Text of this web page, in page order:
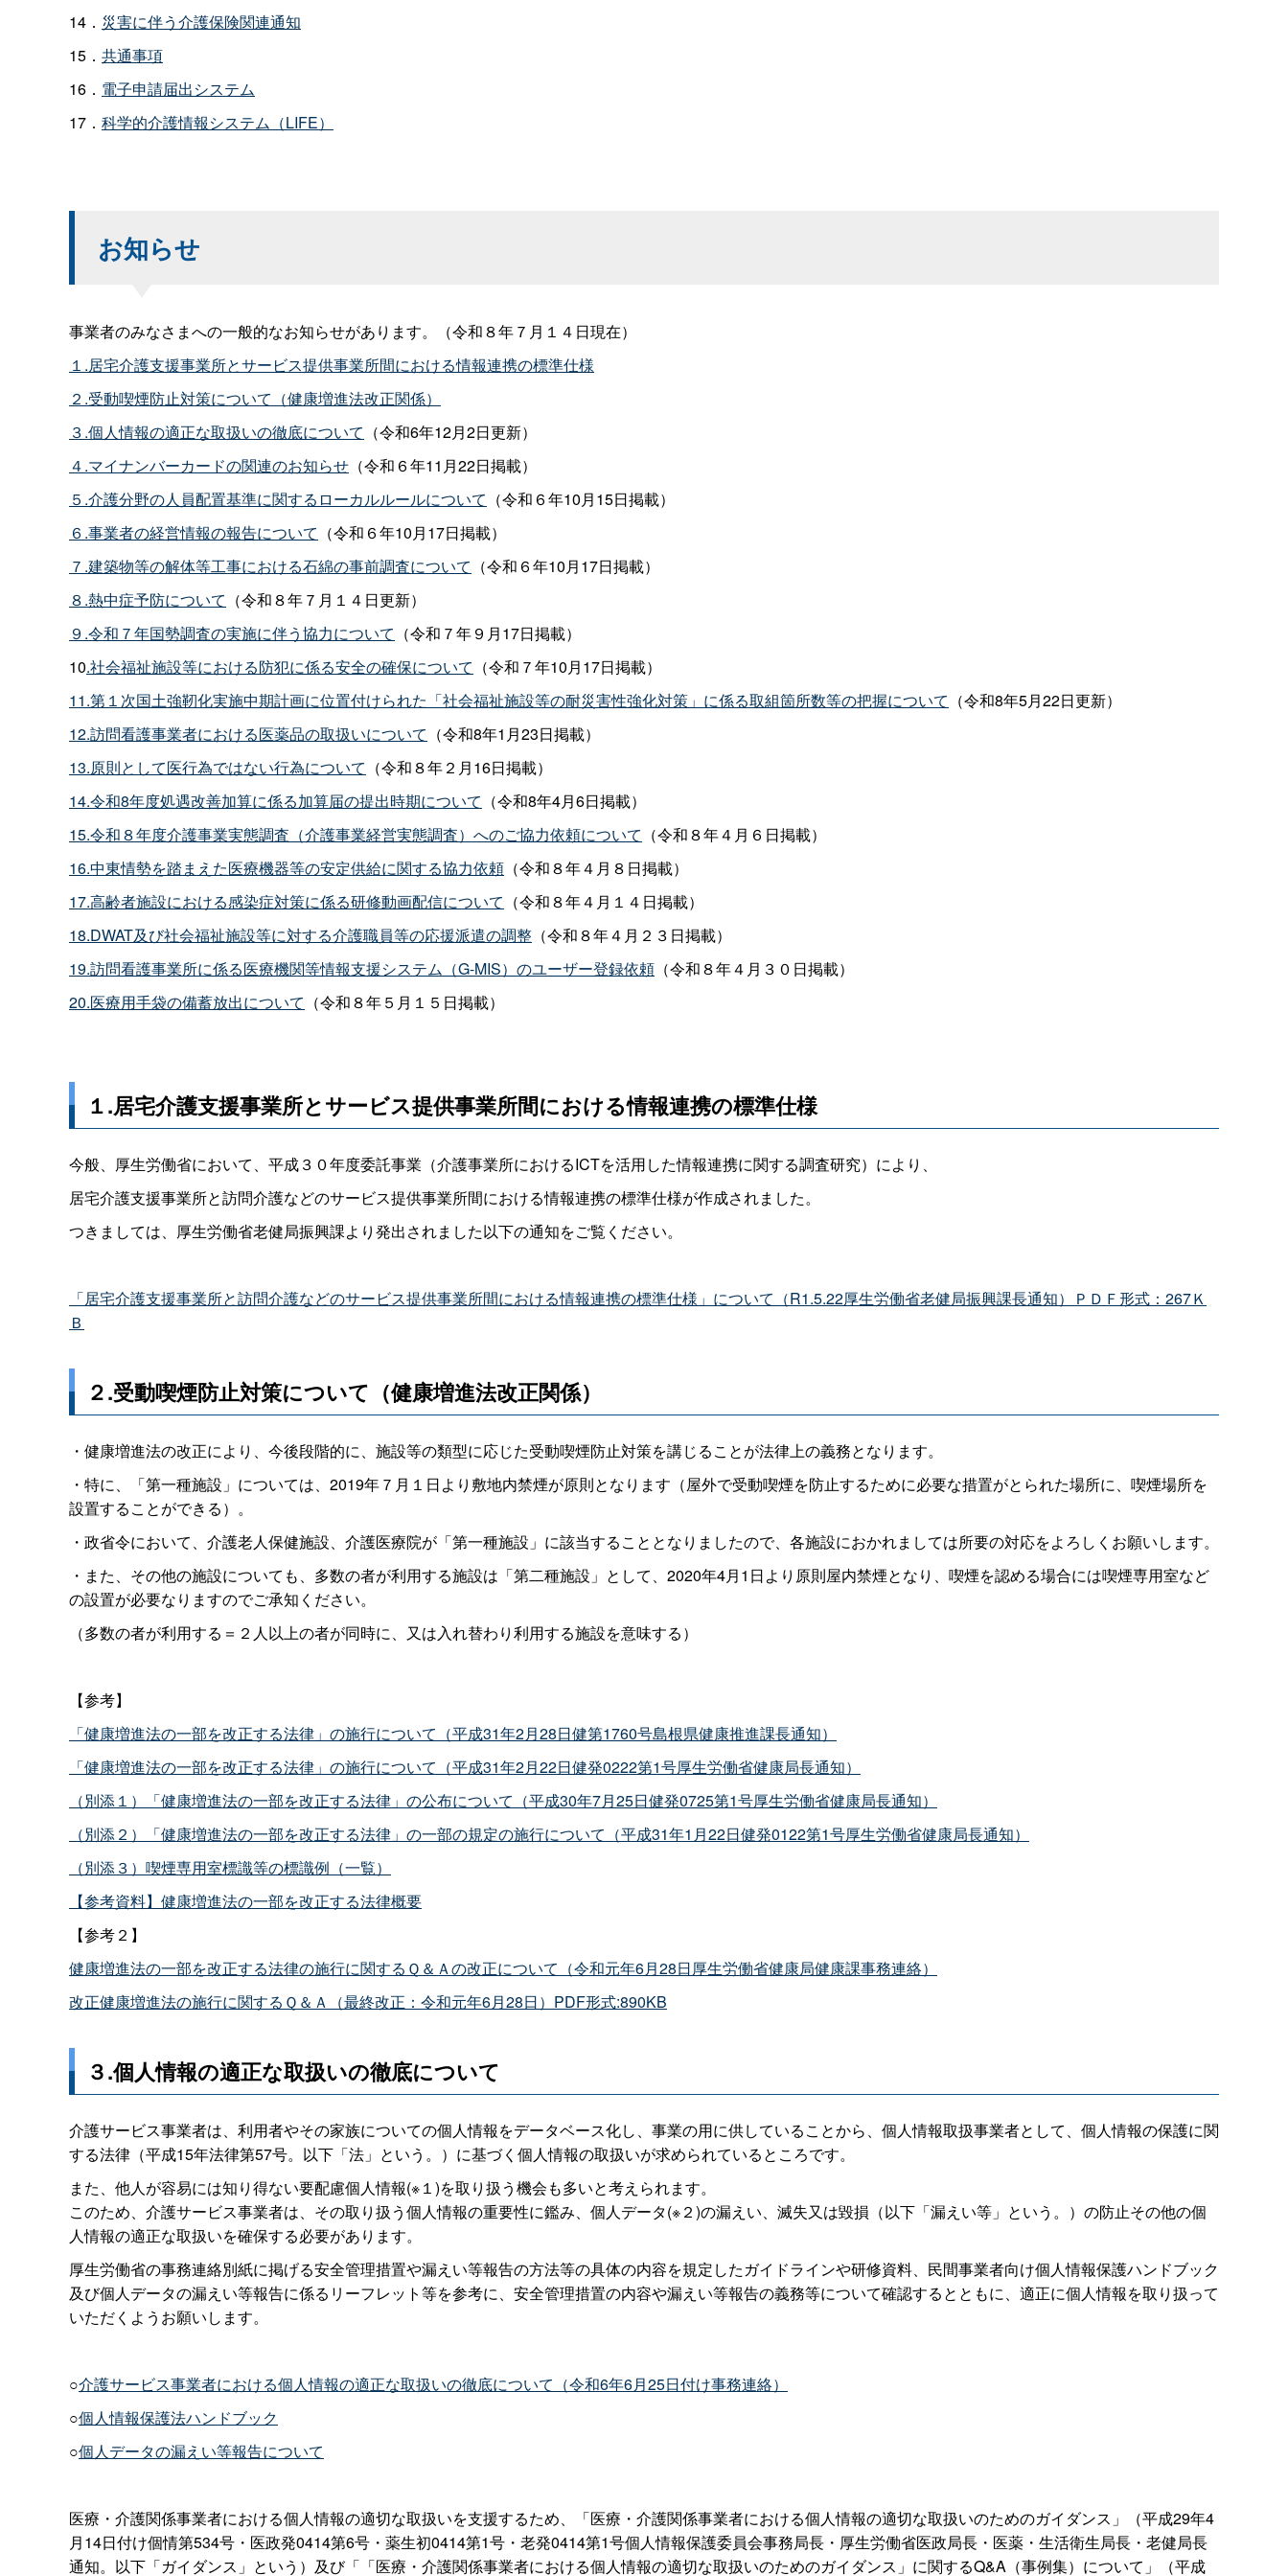
14． 災害に伴う介護保険関連通知
15． 共通事項
16． 電子申請届出システム
17． 科学的介護情報システム（LIFE）
お知らせ
事業者のみなさまへの一般的なお知らせがあります。（令和８年７月１４日現在）
１.居宅介護支援事業所とサービス提供事業所間における情報連携の標準仕様
２.受動喫煙防止対策について（健康増進法改正関係）
３.個人情報の適正な取扱いの徹底について （令和6年12月2日更新）
４.マイナンバーカードの関連のお知らせ （令和６年11月22日掲載）
５.介護分野の人員配置基準に関するローカルルールについて （令和６年10月15日掲載）
６.事業者の経営情報の報告について （令和６年10月17日掲載）
７.建築物等の解体等工事における石綿の事前調査について （令和６年10月17日掲載）
８.熱中症予防について （令和８年７月１４日更新）
９.令和７年国勢調査の実施に伴う協力について （令和７年９月17日掲載）
10.社会福祉施設等における防犯に係る安全の確保について （令和７年10月17日掲載）
11.第１次国土強靭化実施中期計画に位置付けられた「社会福祉施設等の耐災害性強化対策」に係る取組箇所数等の把握について （令和8年5月22日更新）
12.訪問看護事業者における医薬品の取扱いについて （令和8年1月23日掲載）
13.原則として医行為ではない行為について （令和８年２月16日掲載）
14.令和8年度処遇改善加算に係る加算届の提出時期について （令和8年4月6日掲載）
15.令和８年度介護事業実態調査（介護事業経営実態調査）へのご協力依頼について （令和８年４月６日掲載）
16.中東情勢を踏まえた医療機器等の安定供給に関する協力依頼 （令和８年４月８日掲載）
17.高齢者施設における感染症対策に係る研修動画配信について （令和８年４月１４日掲載）
18.DWAT及び社会福祉施設等に対する介護職員等の応援派遣の調整 （令和８年４月２３日掲載）
19.訪問看護事業所に係る医療機関等情報支援システム（G-MIS）のユーザー登録依頼 （令和８年４月３０日掲載）
20.医療用手袋の備蓄放出について （令和８年５月１５日掲載）
１.居宅介護支援事業所とサービス提供事業所間における情報連携の標準仕様
今般、厚生労働省において、平成３０年度委託事業（介護事業所におけるICTを活用した情報連携に関する調査研究）により、
居宅介護支援事業所と訪問介護などのサービス提供事業所間における情報連携の標準仕様が作成されました。
つきましては、厚生労働省老健局振興課より発出されました以下の通知をご覧ください。
「居宅介護支援事業所と訪問介護などのサービス提供事業所間における情報連携の標準仕様」について（R1.5.22厚生労働省老健局振興課長通知）ＰＤＦ形式：267Ｋ
Ｂ
２.受動喫煙防止対策について（健康増進法改正関係）
・健康増進法の改正により、今後段階的に、施設等の類型に応じた受動喫煙防止対策を講じることが法律上の義務となります。
・特に、「第一種施設」については、2019年７月１日より敷地内禁煙が原則となります（屋外で受動喫煙を防止するために必要な措置がとられた場所に、喫煙場所を
設置することができる）。
・政省令において、介護老人保健施設、介護医療院が「第一種施設」に該当することとなりましたので、各施設におかれましては所要の対応をよろしくお願いします。
・また、その他の施設についても、多数の者が利用する施設は「第二種施設」として、2020年4月1日より原則屋内禁煙となり、喫煙を認める場合には喫煙専用室など
の設置が必要なりますのでご承知ください。
（多数の者が利用する＝２人以上の者が同時に、又は入れ替わり利用する施設を意味する）
【参考】
「健康増進法の一部を改正する法律」の施行について（平成31年2月28日健第1760号島根県健康推進課長通知）
「健康増進法の一部を改正する法律」の施行について（平成31年2月22日健発0222第1号厚生労働省健康局長通知）
（別添１）「健康増進法の一部を改正する法律」の公布について（平成30年7月25日健発0725第1号厚生労働省健康局長通知）
（別添２）「健康増進法の一部を改正する法律」の一部の規定の施行について（平成31年1月22日健発0122第1号厚生労働省健康局長通知）
（別添３）喫煙専用室標識等の標識例（一覧）
【参考資料】健康増進法の一部を改正する法律概要
【参考２】
健康増進法の一部を改正する法律の施行に関するＱ＆Ａの改正について（令和元年6月28日厚生労働省健康局健康課事務連絡）
改正健康増進法の施行に関するＱ＆Ａ（最終改正：令和元年6月28日）PDF形式:890KB
３.個人情報の適正な取扱いの徹底について
介護サービス事業者は、利用者やその家族についての個人情報をデータベース化し、事業の用に供していることから、個人情報取扱事業者として、個人情報の保護に関
する法律（平成15年法律第57号。以下「法」という。）に基づく個人情報の取扱いが求められているところです。
また、他人が容易には知り得ない要配慮個人情報(※１)を取り扱う機会も多いと考えられます。
このため、介護サービス事業者は、その取り扱う個人情報の重要性に鑑み、個人データ(※２)の漏えい、滅失又は毀損（以下「漏えい等」という。）の防止その他の個
人情報の適正な取扱いを確保する必要があります。
厚生労働省の事務連絡別紙に掲げる安全管理措置や漏えい等報告の方法等の具体の内容を規定したガイドラインや研修資料、民間事業者向け個人情報保護ハンドブック
及び個人データの漏えい等報告に係るリーフレット等を参考に、安全管理措置の内容や漏えい等報告の義務等について確認するとともに、適正に個人情報を取り扱って
いただくようお願いします。
○介護サービス事業者における個人情報の適正な取扱いの徹底について（令和6年6月25日付け事務連絡）
○個人情報保護法ハンドブック
○個人データの漏えい等報告について
医療・介護関係事業者における個人情報の適切な取扱いを支援するため、「医療・介護関係事業者における個人情報の適切な取扱いのためのガイダンス」（平成29年4
月14日付け個情第534号・医政発0414第6号・薬生初0414第1号・老発0414第1号個人情報保護委員会事務局長・厚生労働省医政局長・医薬・生活衛生局長・老健局長
通知。以下「ガイダンス」という）及び「「医療・介護関係事業者における個人情報の適切な取扱いのためのガイダンス」に関するQ&A（事例集）について」（平成